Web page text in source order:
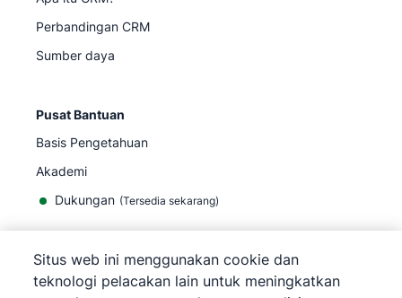
Perbandingan CRM
Sumber daya
Pusat Bantuan
Basis Pengetahuan
Akademi
Dukungan (Tersedia sekarang)
Situs web ini menggunakan cookie dan
teknologi pelacakan lain untuk meningkatkan